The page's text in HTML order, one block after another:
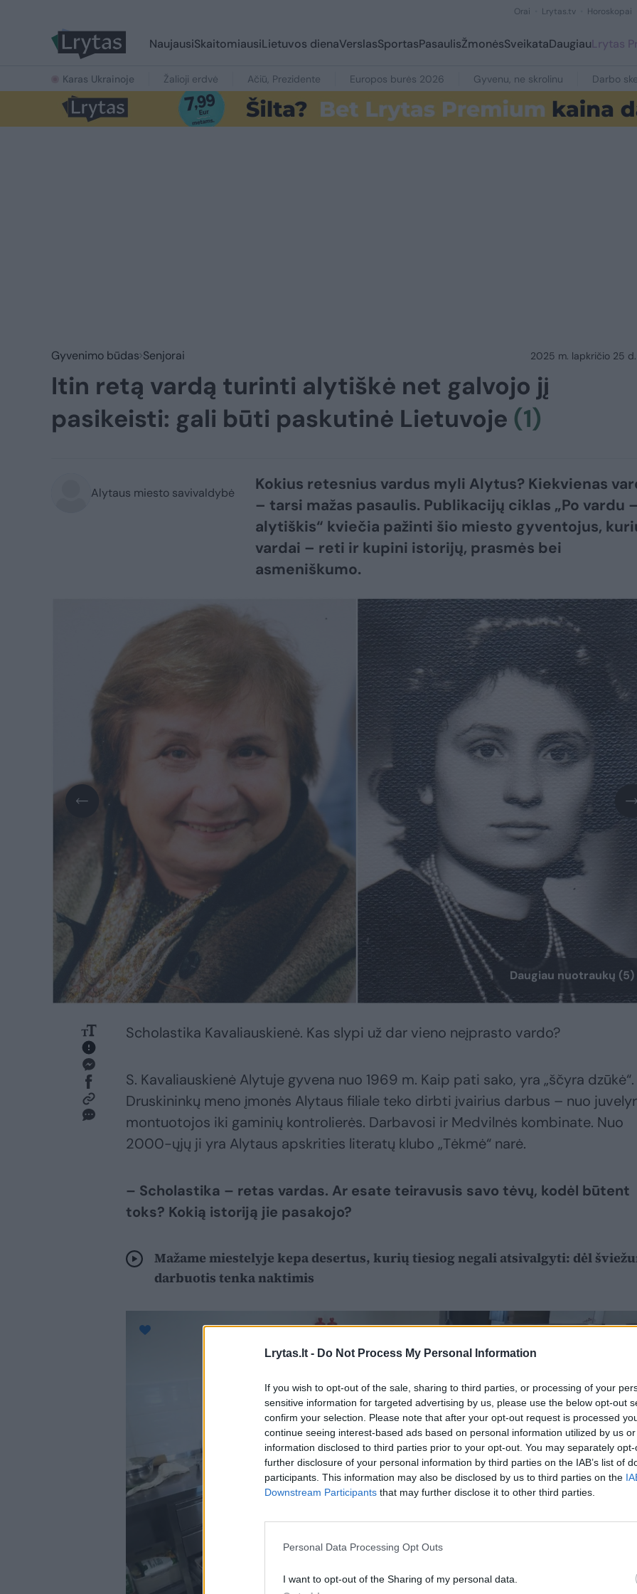
Lrytas.lt - Do Not Process My Personal Information
If you wish to opt-out of the sale, sharing to third parties, or processing of your
sensitive information for targeted advertising by us, please use the below opt-out
confirm your selection. Please note that after your opt-out request is processed
continue seeing interest-based ads based on personal information utilized by us
information disclosed to third parties prior to your opt-out. You may separately
further disclosure of your personal information by third parties on the IAB’s list of
participants. This information may also be disclosed by us to third parties on the
Downstream Participants that may further disclose it to other third parties.
Personal Data Processing Opt Outs
I want to opt-out of the Sharing of my personal data.
Orai Lrytas.tv Horoskopai
NaujausiSkaitomiausiLietuvos dienaVerslasSportasPasaulisŽmonėsSveikataDaugiauLrytas
Karas Ukrainoje Žalioji erdvė Ačiū, Prezidente Europos burės 2026 Gyvenu, ne skrolinu Darbo
Gyvenimo būdas Senjorai 2025 m. lapkričio 25 d.
Itin retą vardą turinti alytiškė net galvojo jį
pasikeisti: gali būti paskutinė Lietuvoje (1)
Alytaus miesto savivaldybė
Kokius retesnius vardus myli Alytus? Kiekvienas
– tarsi mažas pasaulis. Publikacijų ciklas „Po vardu
alytiškis“ kviečia pažinti šio miesto gyventojus,
vardai – reti ir kupini istorijų, prasmės bei
asmeniškumo.
Daugiau nuotraukų (5)
Scholastika Kavaliauskienė. Kas slypi už dar vieno neįprasto vardo?
S. Kavaliauskienė Alytuje gyvena nuo 1969 m. Kaip pati sako, yra „ščyra dzūkė“.
Druskininkų meno įmonės Alytaus filiale teko dirbti įvairius darbus – nuo
montuotojos iki gaminių kontrolierės. Darbavosi ir Medvilnės kombinate. Nuo
2000-ųjų ji yra Alytaus apskrities literatų klubo „Tėkmė“ narė.
– Scholastika – retas vardas. Ar esate teiravusis savo tėvų, kodėl būtent
toks? Kokią istoriją jie pasakojo?
Mažame miestelyje kepa desertus, kurių tiesiog negali atsivalgyti: dėl
darbuotis tenka naktimis